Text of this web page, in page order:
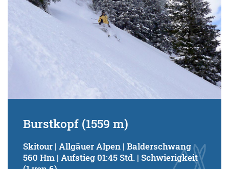
Burstkopf (1559 m)
Skitour | Allgäuer Alpen | Balderschwang
560 Hm | Aufstieg 01:45 Std. | Schwierigkeit